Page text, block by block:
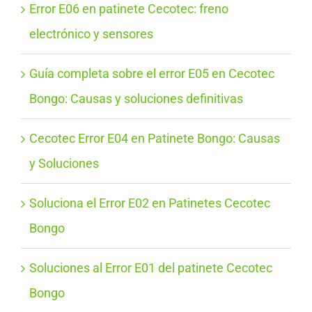
Error E06 en patinete Cecotec: freno
electrónico y sensores
Guía completa sobre el error E05 en Cecotec
Bongo: Causas y soluciones definitivas
Cecotec Error E04 en Patinete Bongo: Causas
y Soluciones
Soluciona el Error E02 en Patinetes Cecotec
Bongo
Soluciones al Error E01 del patinete Cecotec
Bongo